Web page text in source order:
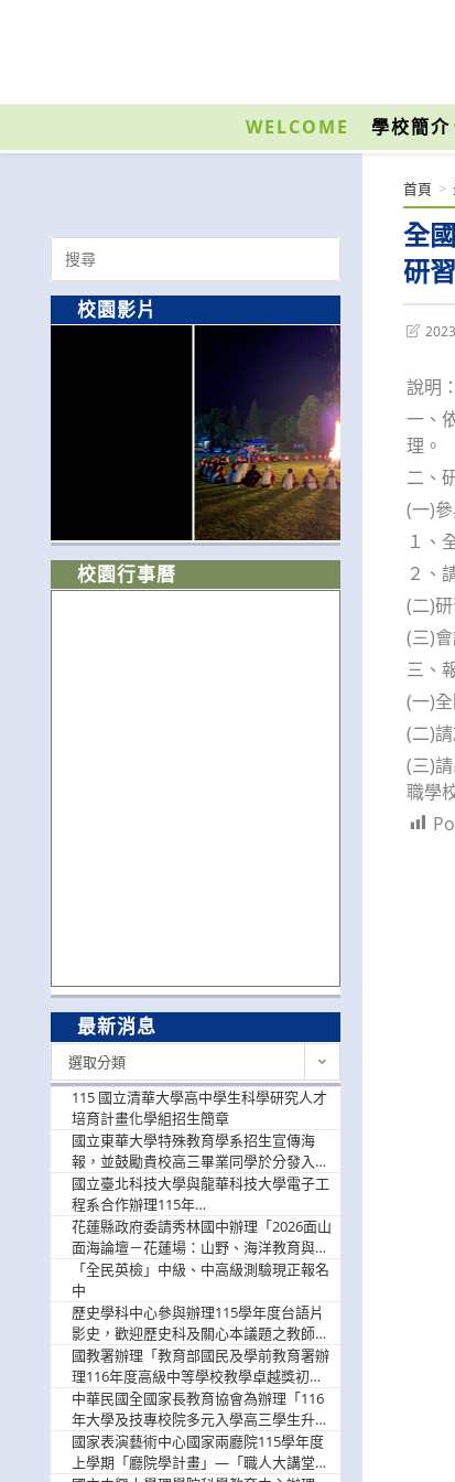
內
WELCOME 學校簡
全
研習
首頁 >
Post
說明：
一、
理。
二、
(一)參
１、
２、
(二)
(三)
三、
(一)
(二)
(三)
職學
Search
for:
校園影片
校園行事曆
最新消息
選取分類
115 國立清華大學高中學生科學研究人才
培育計畫化學組招生簡章
國立東華大學特殊教育學系招生宣傳海
報，並鼓勵貴校高三畢業同學於分發入學
階段踴躍選填。
國立臺北科技大學與龍華科技大學電子工
程系合作辦理115年
「115.08.10~08.12「AI賦能應用於智慧半
導體研習營」，歡迎學生踴躍報名參加
花蓮縣政府委請秀林國中辦理「2026面山
面海論壇－花蓮場：山野、海洋教育與戶
外安全實務課程」，歡迎踴躍報名參加
「全民英檢」中級、中高級測驗現正報名
中
歷史學科中心參與辦理115學年度台語片
影史，歡迎歷史科及關心本議題之教師踴
躍報名參加
國教署辦理「教育部國民及學前教育署辦
理116年度高級中等學校教學卓越獎初選
實施計畫」，鼓勵教師踴躍報名
中華民國全國家長教育協會為辦理「116
年大學及技專校院多元入學高三學生升學
輔導家長說明會」
國家表演藝術中心國家兩廳院115學年度
上學期「廳院學計畫」—「職人大講堂」